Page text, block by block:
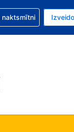
valūta ir ASV
pašreizējā valoda
saistībā ar
naktsmītni